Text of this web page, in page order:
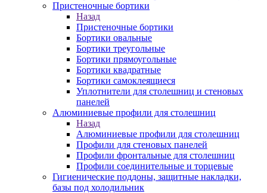
Пристеночные бортики
Назад
Пристеночные бортики
Бортики овальные
Бортики треугольные
Бортики прямоугольные
Бортики квадратные
Бортики самоклеящиеся
Уплотнители для столешниц и стеновых
панелей
Алюминиевые профили для столешниц
Назад
Алюминиевые профили для столешниц
Профили для стеновых панелей
Профили фронтальные для столешниц
Профили соединительные и торцевые
Гигиенические поддоны, защитные накладки,
базы под холодильник